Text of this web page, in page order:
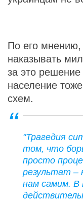
По его мнению,
наказывать
за это решение
население
схем.
"Трагедия
том, что
просто
результат –
нам самим. В